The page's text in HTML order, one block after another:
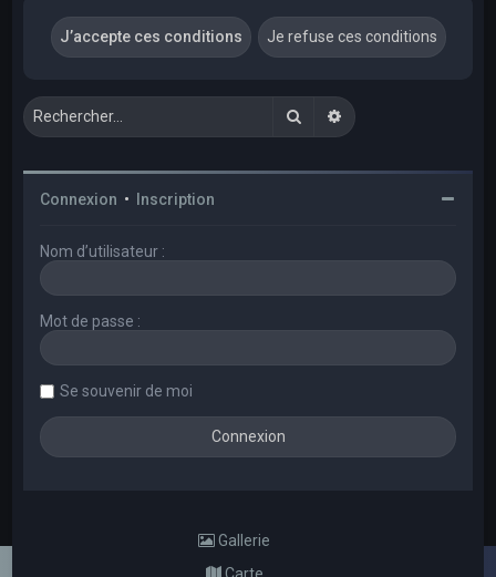
RechercherRecherche avancée
Connexion • Inscription
Nom d’utilisateur :
Mot de passe :
Se souvenir de moi
Gallerie
Carte